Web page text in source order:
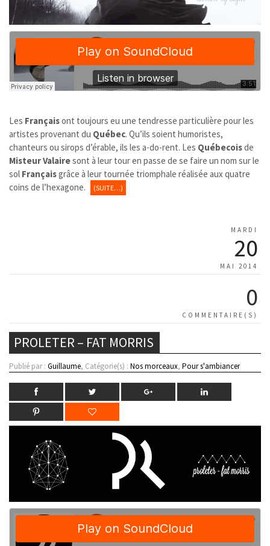
Les Françaisont toujours eu une tendresse particulière pour les
artistes provenant du Québec. Qu’ils soient humoristes,
chanteurs ou sirops d’érable, ils les a-do-rent. Les Québecoisde
Misteur Valairesont à leur tour en passe de se faire un nom sur le
sol Françaisgrâce à leur tournée triomphale réalisée aux quatre
coins de l’hexagone.
(SUITE…)
MARDI
20
MAI 2014
0
COMMENTAIRE(S)
PROLETER – FAT MORRIS
Publié par : Guillaume, Catégorie(s) : Nos morceaux, Pour s'ambiancer